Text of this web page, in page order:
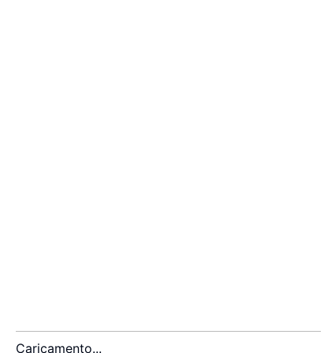
Caricamento...